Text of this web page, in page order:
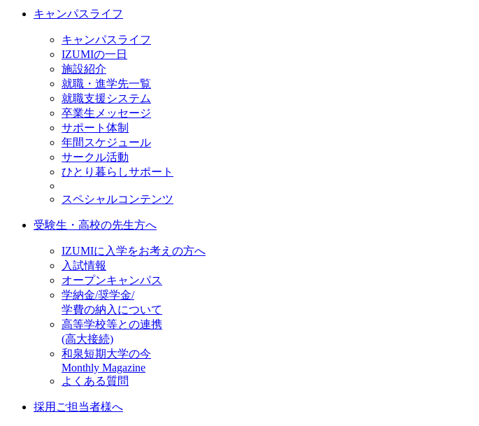
キャンパスライフ
キャンパスライフ
IZUMIの一日
施設紹介
就職・進学先一覧
就職支援システム
卒業生メッセージ
サポート体制
年間スケジュール
サークル活動
ひとり暮らしサポート
スペシャルコンテンツ
受験生・高校の先生方へ
IZUMIに入学をお考えの方へ
入試情報
オープンキャンパス
学納金/奨学金/
学費の納入について
高等学校等との連携
(高大接続)
和泉短期大学の今
Monthly Magazine
よくある質問
採用ご担当者様へ